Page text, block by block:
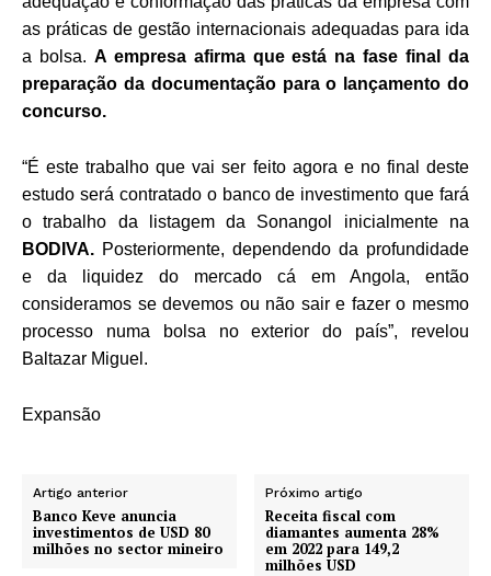
as práticas de gestão internacionais adequadas para ida
a bolsa. A empresa afirma que está na fase final da
preparação da documentação para o lançamento do
concurso.
“É este trabalho que vai ser feito agora e no final deste
estudo será contratado o banco de investimento que fará
o trabalho da listagem da Sonangol inicialmente na
BODIVA. Posteriormente, dependendo da profundidade
e da liquidez do mercado cá em Angola, então
consideramos se devemos ou não sair e fazer o mesmo
processo numa bolsa no exterior do país”, revelou
Baltazar Miguel.
Expansão
Artigo anterior
Banco Keve anuncia
investimentos de USD 80
milhões no sector mineiro
Próximo artigo
Receita fiscal com
diamantes aumenta 28%
em 2022 para 149,2
milhões USD